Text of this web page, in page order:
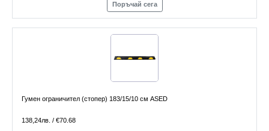
Поръчай сега
Гумен ограничител (стопер) 183/15/10 см ASED
138,24лв. / €70.68